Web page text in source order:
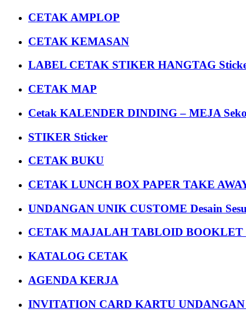
CETAK AMPLOP
CETAK KEMASAN
LABEL CETAK STIKER HANGTAG
CETAK MAP
Cetak KALENDER DINDING – MEJA
STIKER Sticker
CETAK BUKU
CETAK LUNCH BOX PAPER TAKE
UNDANGAN UNIK CUSTOME Desain
CETAK MAJALAH TABLOID BOOKLET
KATALOG CETAK
AGENDA KERJA
INVITATION CARD KARTU UNDANGAN